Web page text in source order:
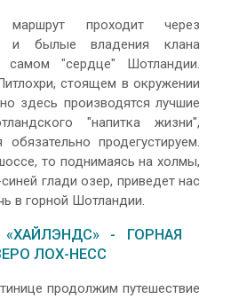
проходит через
и былые владения клана
"сердце" Шотландии.
стоящем в окружении
здесь производятся лучшие
"напитка жизни",
продегустируем.
то поднимаясь на холмы,
глади озер, приведет нас
в горной Шотландии.
- ГОРНАЯ
ЛОХ-НЕСС
продолжим путешествие